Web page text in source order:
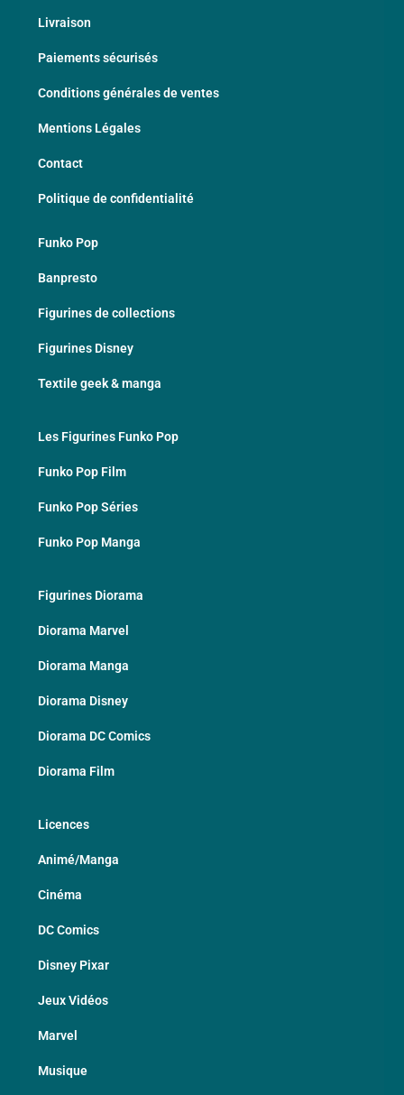
Livraison
Paiements sécurisés
Conditions générales de ventes
Mentions Légales
Contact
Politique de confidentialité
Funko Pop
Banpresto
Figurines de collections
Figurines Disney
Textile geek & manga
Les Figurines Funko Pop
Funko Pop Film
Funko Pop Séries
Funko Pop Manga
Figurines Diorama
Diorama Marvel
Diorama Manga
Diorama Disney
Diorama DC Comics
Diorama Film
Licences
Animé/Manga
Cinéma
DC Comics
Disney Pixar
Jeux Vidéos
Marvel
Musique